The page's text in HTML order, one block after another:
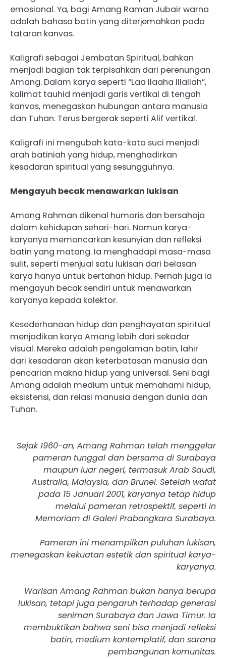
emosional. Ya, bagi Amang Raman Jubair warna
adalah bahasa batin yang diterjemahkan pada
tataran kanvas.
‎Kaligrafi sebagai Jembatan Spiritual, bahkan
menjadi bagian tak terpisahkan dari perenungan
Amang. ‎Dalam karya seperti “Laa Ilaaha Illallah”,
kalimat tauhid menjadi garis vertikal di tengah
kanvas, menegaskan hubungan antara manusia
dan Tuhan. Terus bergerak seperti Alif vertikal.
‎Kaligrafi ini mengubah kata-kata suci menjadi
arah batiniah yang hidup, menghadirkan
kesadaran spiritual yang sesungguhnya.
Mengayuh becak menawarkan lukisan
‎Amang Rahman dikenal humoris dan bersahaja
dalam kehidupan sehari-hari. Namun karya-
karyanya memancarkan kesunyian dan refleksi
batin yang matang. ‎Ia menghadapi masa-masa
sulit, seperti menjual satu lukisan dari belasan
karya hanya untuk bertahan hidup. Pernah juga ia
mengayuh becak sendiri untuk menawarkan
karyanya kepada kolektor.
‎Kesederhanaan hidup dan penghayatan spiritual
menjadikan karya Amang lebih dari sekadar
visual. Mereka adalah pengalaman batin, lahir
dari kesadaran akan keterbatasan manusia dan
pencarian makna hidup yang universal. ‎Seni bagi
Amang adalah medium untuk memahami hidup,
eksistensi, dan relasi manusia dengan dunia dan
Tuhan.
‎Sejak 1960-an, Amang Rahman telah menggelar
pameran tunggal dan bersama di Surabaya
maupun luar negeri, termasuk Arab Saudi,
Australia, Malaysia, dan Brunei. Setelah wafat
pada 15 Januari 2001, karyanya tetap hidup
melalui pameran retrospektif, seperti In
Memoriam di Galeri Prabangkara Surabaya.
‎Pameran ini menampilkan puluhan lukisan,
menegaskan kekuatan estetik dan spiritual karya-
karyanya.
‎Warisan Amang Rahman bukan hanya berupa
lukisan, tetapi juga pengaruh terhadap generasi
seniman Surabaya dan Jawa Timur. Ia
membuktikan bahwa seni bisa menjadi refleksi
batin, medium kontemplatif, dan sarana
pembangunan komunitas.